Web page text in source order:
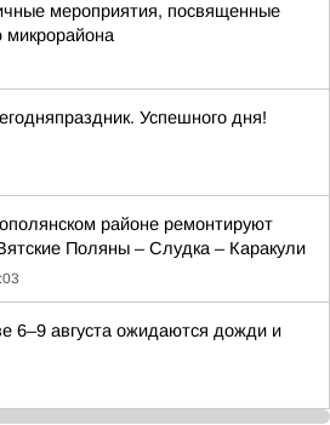
мероприятия, посвященные
Успешного дня!
районе ремонтируют
Поляны – Слудка – Каракули
6–9 августа ожидаются дожди и